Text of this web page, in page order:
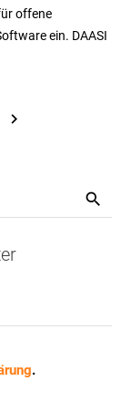
offene
ein. DAASI